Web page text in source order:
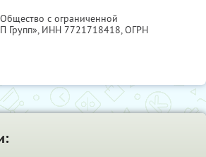
Общество с ограниченной
Групп», ИНН 7721718418, ОГРН